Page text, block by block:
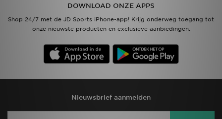
DOWNLOAD ONZE APPS
Shop 24/7 met de JD Sports iPhone-app! Krijg onderweg toegang tot
onze nieuwste producten en exclusieve aanbiedingen.
Nieuwsbrief aanmelden